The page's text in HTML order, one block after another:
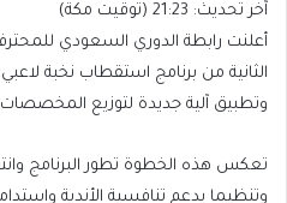
آخر
تحديث:
21:23
(توقيت
آخر تحديث: 21:23 (توقيت مكة)
أعلنت رابطة الدوري السعودي
الثانية من برنامج استقطاب نخبة
وتطبيق آلية جديدة لتوزيع
تعكس هذه الخطوة تطور البرنامج
وتنظيما يدعم تنافسية الأندية